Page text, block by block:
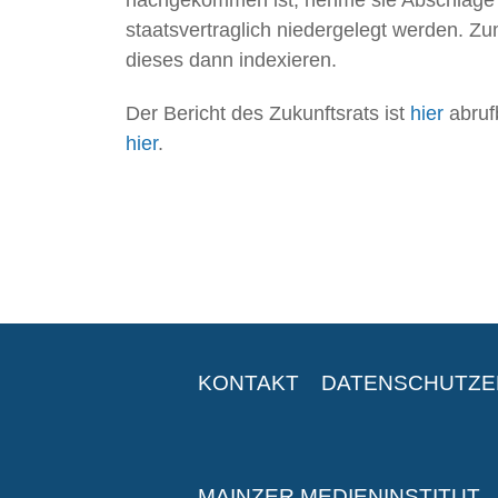
staatsvertraglich niedergelegt werden.
dieses dann indexieren.
Der Bericht des Zukunftsrats ist hier
hier.
KONTAKT